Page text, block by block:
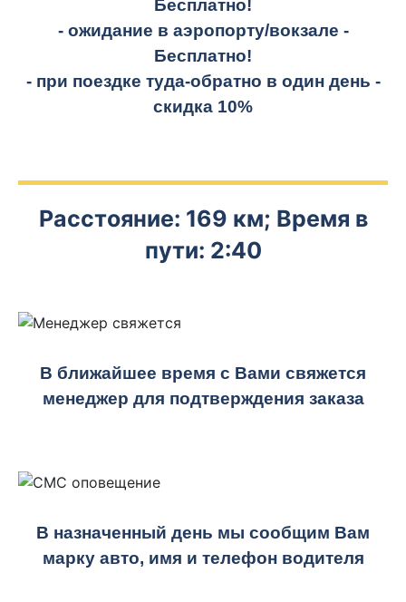
Бесплатно!
- ожидание в аэропорту/вокзале -
Бесплатно!
- при поездке туда-обратно в один день -
скидка 10%
Расстояние: 169 км; Время в
пути: 2:40
В ближайшее время с Вами свяжется
менеджер для подтверждения заказа
В назначенный день мы сообщим Вам
марку авто, имя и телефон водителя